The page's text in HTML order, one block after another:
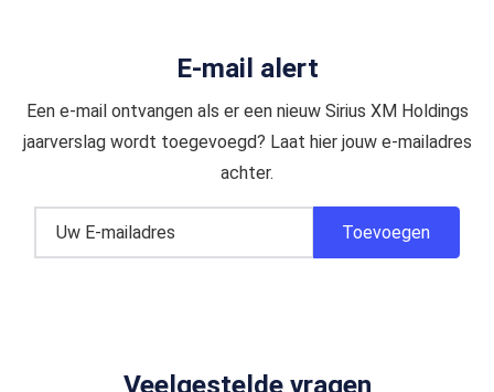
E-mail alert
Een e-mail ontvangen als er een nieuw Sirius XM Holdings
jaarverslag wordt toegevoegd? Laat hier jouw e-mailadres
achter.
Veelgestelde vragen